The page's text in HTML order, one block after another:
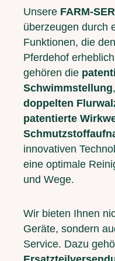
Unsere FARM-
überzeugen durch
Funktionen, die
Pferdehof
gehören die
Schwimmstellung
doppelten
patentierte
innovativen
eine optimale
und Wege.
Wir bieten Ihnen
Geräte, sondern
Service. Dazu